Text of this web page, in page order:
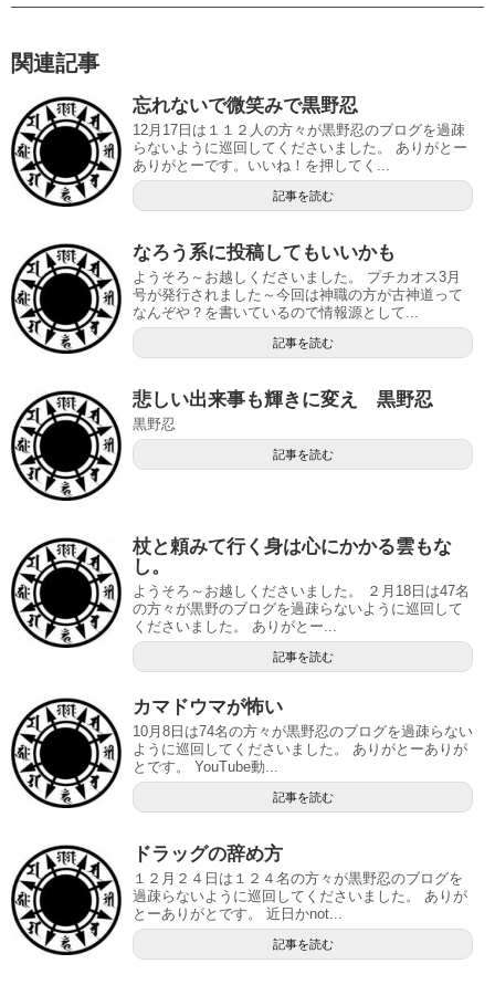
関連記事
忘れないで微笑みで黒野忍
12月17日は１１２人の方々が黒野忍のブログを過疎
らないように巡回してくださいました。 ありがとー
ありがとーです。いいね！を押してく...
記事を読む
なろう系に投稿してもいいかも
ようそろ～お越しくださいました。 プチカオス3月
号が発行されました～今回は神職の方が古神道って
なんぞや？を書いているので情報源として...
記事を読む
悲しい出来事も輝きに変え 黒野忍
黒野忍
記事を読む
杖と頼みて行く身は心にかかる雲もな
し。
ようそろ～お越しくださいました。 ２月18日は47名
の方々が黒野のブログを過疎らないように巡回して
くださいました。 ありがとー...
記事を読む
カマドウマが怖い
10月8日は74名の方々が黒野忍のブログを過疎らない
ように巡回してくださいました。 ありがとーありが
とです。 YouTube動...
記事を読む
ドラッグの辞め方
１２月２４日は１２４名の方々が黒野忍のブログを
過疎らないように巡回してくださいました。 ありが
とーありがとです。 近日かnot...
記事を読む